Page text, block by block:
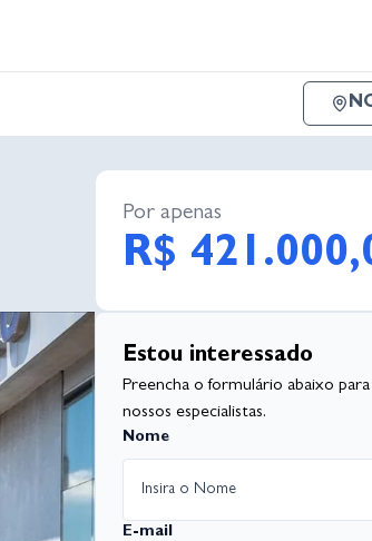
Por apenas
R$
Estou interessado
Preencha o formulário abaixo
nossos especialistas.
Nome
E-mail